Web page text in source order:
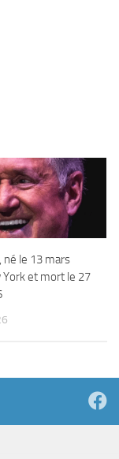
né le 13 mars
York et mort le 27